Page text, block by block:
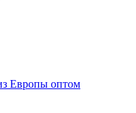
Европы оптом